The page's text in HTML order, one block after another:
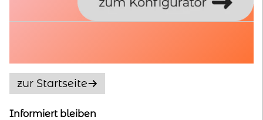
zur Startseite
Informiert bleiben